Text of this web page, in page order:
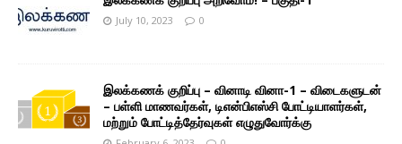
July 10, 2023 0
இலக்கணக் குறிப்பு – வினாடி வினா-1 – விடைகளுடன்
– பள்ளி மாணவர்கள், டிஎன்பிஎஸ்சி போட்டியாளர்கள்,
மற்றும் போட்டித்தேர்வுகள் எழுதுவோர்க்கு